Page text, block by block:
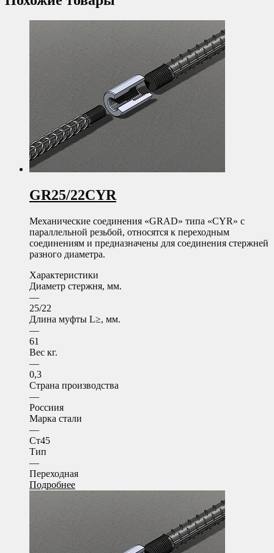
GR25/22CYR
Механические соединения «GRAD» типа «CYR» с
параллельной резьбой, относятся к переходным
соединениям и предназначены для соединения стержней
разного диаметра.
Характеристики
Диаметр стержня, мм.
—
25/22
Длина муфты L≥, мм.
—
61
Вес кг.
—
0,3
Страна производства
—
Россиия
Марка стали
—
Ст45
Тип
—
Переходная
Подробнее